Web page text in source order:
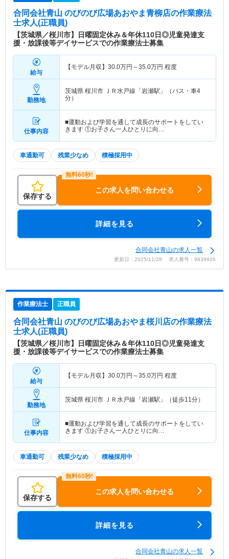
合同会社青山 のびのび広場あおやま青柳店の作業療法
士求人(正職員)
【茨城県／桜川市】日曜固定休み＆年休110日◎児童発達支
援・放課後等デイサービスでの作業療法士募集
給与
【モデル月収】 30.0万円～35.0万円 程度
勤務地
茨城県 桜川市 ＪＲ水戸線「岩瀬駅」（バス・車4
分）
仕事内容
■運動および学習を通して成長のサポートをしてい
きます ①お子さん一人ひとりに向…
車通勤可 残業少なめ 積極採用中
保存する
この求人を問い合わせる
詳細を見る
合同会社青山の求人一覧
更新日：2025/11/28 求人番号：9839926
作業療法士 正職員
合同会社青山 のびのび広場あおやま桜川店の作業療法
士求人(正職員)
【茨城県／桜川市】日曜固定休み＆年休110日◎児童発達支
援・放課後等デイサービスでの作業療法士募集
給与
【モデル月収】 30.0万円～35.0万円 程度
勤務地
茨城県 桜川市 ＪＲ水戸線「岩瀬駅」（徒歩11分）
仕事内容
■運動および学習を通して成長のサポートをしてい
きます ①お子さん一人ひとりに向…
車通勤可 残業少なめ 積極採用中
保存する
この求人を問い合わせる
詳細を見る
合同会社青山の求人一覧